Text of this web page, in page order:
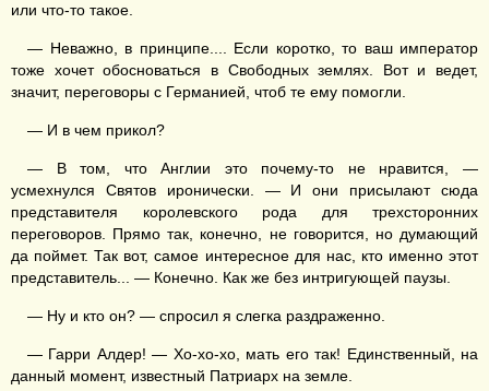
или что-то такое.
— Неважно, в принципе.... Если коротко, то ваш император
тоже хочет обосноваться в Свободных землях. Вот и ведет,
значит, переговоры с Германией, чтоб те ему помогли.
— И в чем прикол?
— В том, что Англии это почему-то не нравится, —
усмехнулся Святов иронически. — И они присылают сюда
представителя королевского рода для трехсторонних
переговоров. Прямо так, конечно, не говорится, но думающий
да поймет. Так вот, самое интересное для нас, кто именно этот
представитель... — Конечно. Как же без интригующей паузы.
— Ну и кто он? — спросил я слегка раздраженно.
— Гарри Алдер! — Хо-хо-хо, мать его так! Единственный, на
данный момент, известный Патриарх на земле.